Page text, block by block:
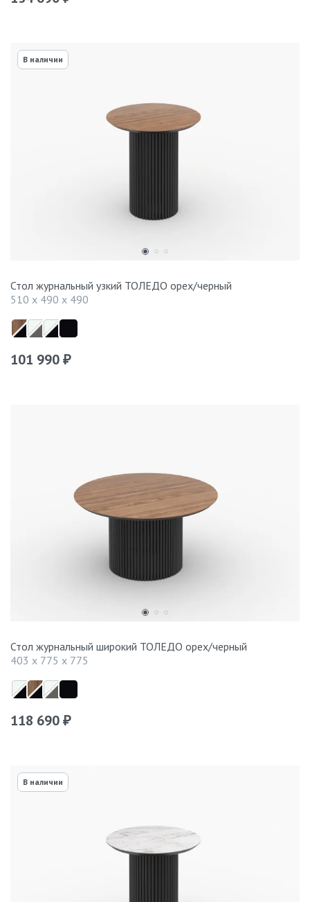
В наличии
Стол журнальный узкий ТОЛЕДО орех/черный
510 x 490 x 490
101 990 ₽
Стол журнальный широкий ТОЛЕДО орех/черный
403 x 775 x 775
118 690 ₽
В наличии